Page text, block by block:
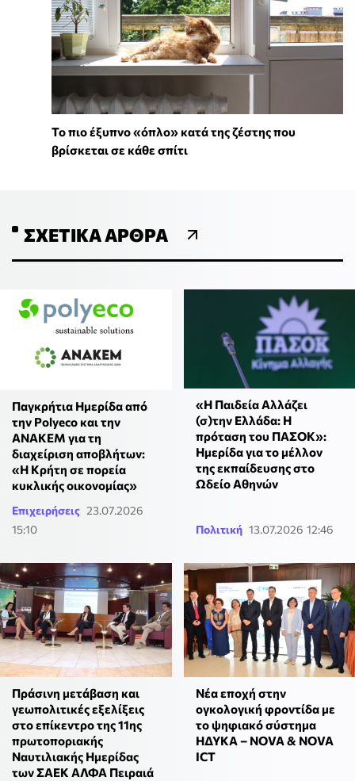
To πιο έξυπνο «όπλο» κατά της ζέστης που
βρίσκεται σε κάθε σπίτι
ΣΧΕΤΙΚΆ ΆΡΘΡΑ
Παγκρήτια Ημερίδα από
την Polyeco και την
ΑΝΑΚΕΜ για τη
διαχείριση αποβλήτων:
«Η Κρήτη σε πορεία
κυκλικής οικονομίας»
Επιχειρήσεις 23.07.2026
15:10
«Η Παιδεία Αλλάζει
(σ)την Ελλάδα: Η
πρόταση του ΠΑΣΟΚ»:
Ημερίδα για το μέλλον
της εκπαίδευσης στο
Ωδείο Αθηνών
Πολιτική 13.07.2026 12:46
Πράσινη μετάβαση και
γεωπολιτικές εξελίξεις
στο επίκεντρο της 11ης
πρωτοποριακής
Ναυτιλιακής Ημερίδας
των ΣΑΕΚ ΑΛΦΑ Πειραιά
Νέα εποχή στην
ογκολογική φροντίδα με
το ψηφιακό σύστημα
ΗΔΥΚΑ – NOVA & NOVA
ICT